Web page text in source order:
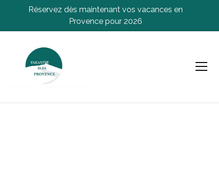
Réservez dès maintenant vos vacances en
Provence pour 2026